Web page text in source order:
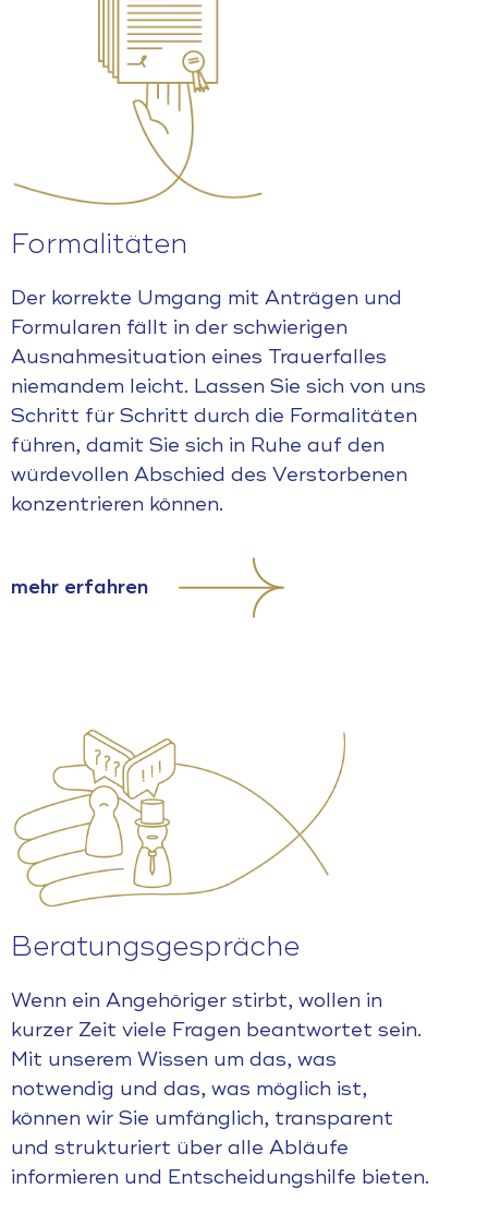
Formalitäten
Der korrekte Umgang mit Anträgen und
Formularen fällt in der schwierigen
Ausnahmesituation eines Trauerfalles
niemandem leicht. Lassen Sie sich von uns
Schritt für Schritt durch die Formalitäten
führen, damit Sie sich in Ruhe auf den
würdevollen Abschied des Verstorbenen
konzentrieren können.
mehr erfahren
Beratungsgespräche
Wenn ein Angehöriger stirbt, wollen in
kurzer Zeit viele Fragen beantwortet sein.
Mit unserem Wissen um das, was
notwendig und das, was möglich ist,
können wir Sie umfänglich, transparent
und strukturiert über alle Abläufe
informieren und Entscheidungshilfe bieten.